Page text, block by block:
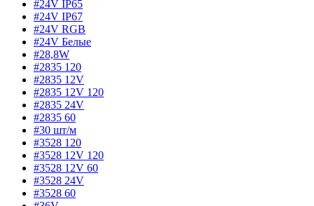
#24V IP65
#24V IP67
#24V RGB
#24V Белые
#28,8W
#2835 120
#2835 12V
#2835 12V 120
#2835 24V
#2835 60
#30 шт/м
#3528 120
#3528 12V 120
#3528 12V 60
#3528 24V
#3528 60